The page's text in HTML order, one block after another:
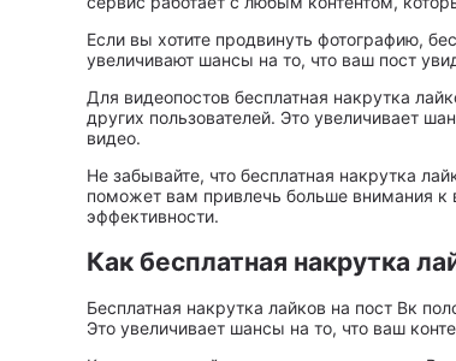
Если вы хотите продвинуть фотографию,
увеличивают шансы на то, что ваш пост
Для видеопостов бесплатная накрутка
других пользователей. Это увеличивает
видео.
Не забывайте, что бесплатная накрутка
поможет вам привлечь больше внимания к
эффективности.
Как бесплатная накрутка
Бесплатная накрутка лайков на пост Вк
Это увеличивает шансы на то, что ваш